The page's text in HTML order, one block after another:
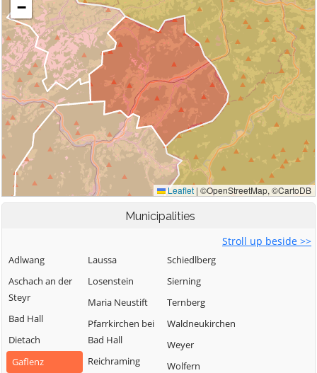
Municipalities
Stroll up beside >>
Adlwang
Aschach an der
Steyr
Bad Hall
Dietach
Gaflenz
Laussa
Losenstein
Maria Neustift
Pfarrkirchen bei
Bad Hall
Reichraming
Schiedlberg
Sierning
Ternberg
Waldneukirchen
Weyer
Wolfern